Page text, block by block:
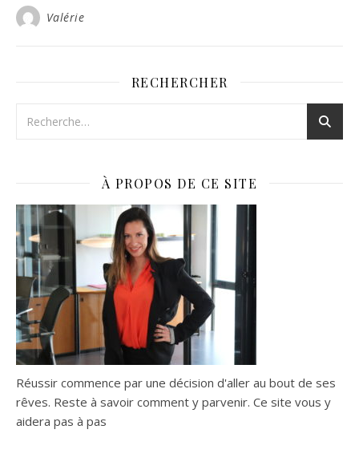
Valérie
RECHERCHER
À PROPOS DE CE SITE
Réussir commence par une décision d'aller au bout de ses
rêves. Reste à savoir comment y parvenir. Ce site vous y
aidera pas à pas